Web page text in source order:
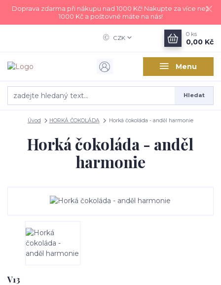
Doprava zdarma při nákupu nad 1000 Kč! Nakupte za více než
1000 Kč a poštovné máte na nás!
Menu
CZK
Hledat
0 ks
0,00 Kč
Úvod HORKÁ ČOKOLÁDA Horká čokoláda - anděl harmonie
Horká čokoláda - anděl
harmonie
V13